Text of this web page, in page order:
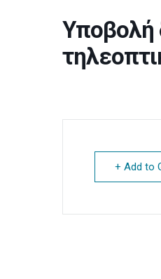
Υποβολή
+ Add to